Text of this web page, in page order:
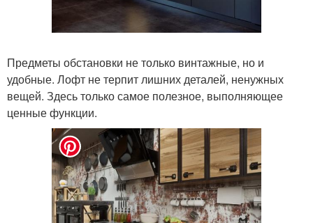
Предметы обстановки не только винтажные, но и
удобные. Лофт не терпит лишних деталей, ненужных
вещей. Здесь только самое полезное, выполняющее
ценные функции.